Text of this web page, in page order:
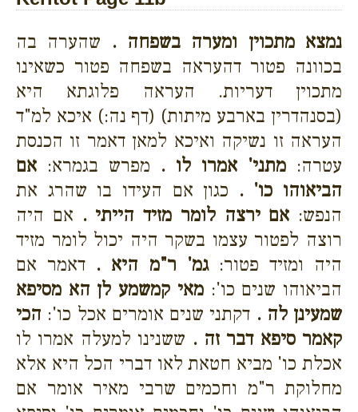
נמצא מתכוין ומערה בשפחה . שהערה בה
בכוונה פטור דהעראה בשפחה פטור כשאינו
מתכוין דעריות. העראה פלוגתא היא
(בסנהדרין בארבע מיתות) (דף נה:) איכא למ"ד
העראה זו נשיקה ואיכא למאן דאמר זו הכנסת
עטרה: מתני' אמרו לו . מפרש בגמרא: אם
הביאוהו כו' . כגון אם העידו בו שהרג את
הנפש: אם ירצה לומר מזיד הייתי . אם היה
רוצה לפטור עצמו בשקר היה יכול לומר מזיד
היה ומזיד פטור:גמ' ר"מ היא . דאמר אם
הביאוהו שנים כו':מאי קמשמע לן הא מסיפא
שמעינן לה . דקתני שנים אומרים אכל כו': הכי
קאמר סיפא דבר זה . ששנינו למעלה אמרו לו
אכלת כו' מביא חטאת לאו דברי הכל היא אלא
מחלוקת ר"מ וחכמים שרבי מאיר אומר אם